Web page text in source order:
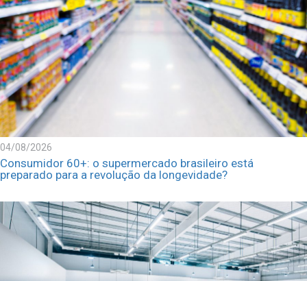
04/08/2026
Consumidor 60+: o supermercado brasileiro está
preparado para a revolução da longevidade?